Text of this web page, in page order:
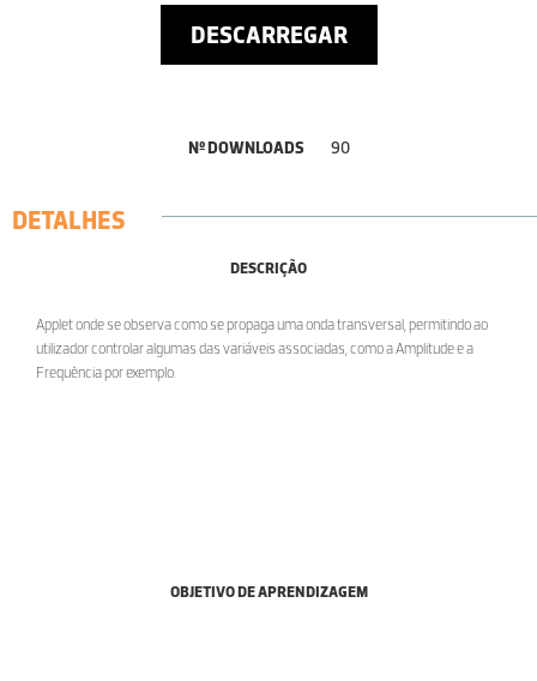
DESCARREGAR
Nº DOWNLOADS 90
DETALHES
DESCRIÇÃO
Applet onde se observa como se propaga uma onda transversal, permitindo ao
utilizador controlar algumas das variáveis associadas, como a Amplitude e a
Frequência por exemplo.
OBJETIVO DE APRENDIZAGEM